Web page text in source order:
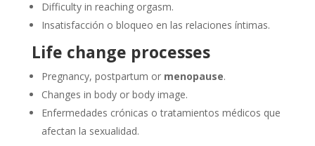
Difficulty in reaching orgasm.
Insatisfacción o bloqueo en las relaciones íntimas.
Life change processes
Pregnancy, postpartum or menopause.
Changes in body or body image.
Enfermedades crónicas o tratamientos médicos que
afectan la sexualidad.